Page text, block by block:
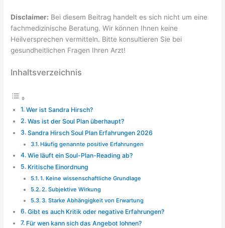
Disclaimer: Bei diesem Beitrag handelt es sich nicht um eine
fachmedizinische Beratung. Wir können Ihnen keine
Heilversprechen vermitteln. Bitte konsultieren Sie bei
gesundheitlichen Fragen Ihren Arzt!
Inhaltsverzeichnis
Wer ist Sandra Hirsch?
Was ist der Soul Plan überhaupt?
Sandra Hirsch Soul Plan Erfahrungen 2026
Häufig genannte positive Erfahrungen
Wie läuft ein Soul-Plan-Reading ab?
Kritische Einordnung
1. Keine wissenschaftliche Grundlage
2. Subjektive Wirkung
3. Starke Abhängigkeit von Erwartung
Gibt es auch Kritik oder negative Erfahrungen?
Für wen kann sich das Angebot lohnen?